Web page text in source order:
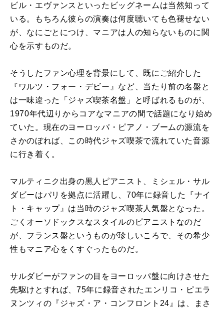
ビル・エヴァンスといったビッグネームは当然知って
いる。もちろん彼らの演奏は何度聴いても色褪せない
が、なにごとにつけ、マニアは人の知らないものに関
心を示すものだ。
そうしたファン心理を背景にして、既にご紹介した
『ワルツ・フォー・デビー』など、当たり前の名盤と
は一味違った「ジャズ喫茶名盤」と呼ばれるものが、
1970年代辺りからコアなマニアの間で話題になり始め
ていた。現在のヨーロッパ・ピアノ・ブームの源流を
さかのぼれば、この時代ジャズ喫茶で流れていた音源
に行き着く。
マルティニク出身の黒人ピアニスト、ミシェル・サル
ダビーはパリを拠点に活躍し、70年に録音した『ナイ
ト・キャップ』は当時のジャズ喫茶人気盤となった。
ごくオーソドックスなスタイルのピアニストなのだ
が、フランス盤というものが珍しいころで、その希少
性もマニア心をくすぐったものだ。
サルダビーがファンの目をヨーロッパ盤に向けさせた
先駆けとすれば、75年に録音されたエンリコ・ピエラ
ヌンツィの『ジャズ・ア・コンフロント24』は、まさ